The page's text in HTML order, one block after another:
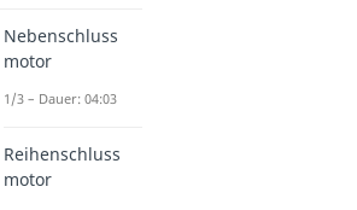
Nebenschluss
motor
1/3 – Dauer: 04:03
Reihenschluss
motor